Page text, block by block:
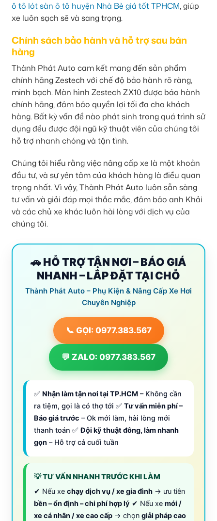
ô tô lót sàn ô tô huyện Nhà Bè giá tốt TPHCM, giúp
xe luôn sạch sẽ và sang trọng.
Chính sách bảo hành và hỗ trợ sau bán
hàng
Thành Phát Auto cam kết mang đến sản phẩm
chính hãng Zestech với chế độ bảo hành rõ ràng,
minh bạch. Màn hình Zestech ZX10 được bảo hành
chính hãng, đảm bảo quyền lợi tối đa cho khách
hàng. Bất kỳ vấn đề nào phát sinh trong quá trình sử
dụng đều được đội ngũ kỹ thuật viên của chúng tôi
hỗ trợ nhanh chóng và tận tình.
Chúng tôi hiểu rằng việc nâng cấp xe là một khoản
đầu tư, và sự yên tâm của khách hàng là điều quan
trọng nhất. Vì vậy, Thành Phát Auto luôn sẵn sàng
tư vấn và giải đáp mọi thắc mắc, đảm bảo anh Khải
và các chủ xe khác luôn hài lòng với dịch vụ của
chúng tôi.
🚗 HỖ TRỢ TẬN NƠI – BÁO GIÁ
NHANH – LẮP ĐẶT TẠI CHỖ
Thành Phát Auto – Phụ Kiện & Nâng Cấp Xe Hơi
Chuyên Nghiệp
📞 GỌI: 0977.383.567
💬 ZALO: 0977.383.567
✅ Nhận làm tận nơi tại TP.HCM – Không cần
ra tiệm, gọi là có thợ tới ✅ Tư vấn miễn phí –
Báo giá trước – Ok mới làm, hài lòng mới
thanh toán ✅Đội kỹ thuật đông, làm nhanh
gọn – Hỗ trợ cả cuối tuần
💡 TƯ VẤN NHANH TRƯỚC KHI LÀM
✔ Nếu xe chạy dịch vụ / xe gia đình → ưu tiên
bền – ổn định – chi phí hợp lý ✔ Nếu xe mới /
xe cá nhân / xe cao cấp → chọn giải pháp cao